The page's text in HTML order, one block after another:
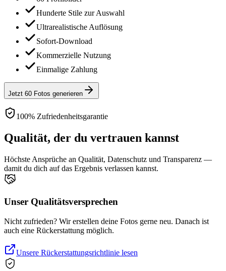
Hunderte Stile zur Auswahl
Ultrarealistische Auflösung
Sofort-Download
Kommerzielle Nutzung
Einmalige Zahlung
Jetzt 60 Fotos generieren
100% Zufriedenheitsgarantie
Qualität, der du vertrauen kannst
Höchste Ansprüche an Qualität, Datenschutz und Transparenz —
damit du dich auf das Ergebnis verlassen kannst.
Unser Qualitätsversprechen
Nicht zufrieden? Wir erstellen deine Fotos gerne neu. Danach ist
auch eine Rückerstattung möglich.
Unsere Rückerstattungsrichtlinie lesen